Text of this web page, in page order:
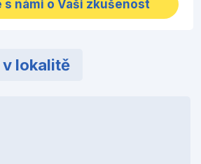
s námi o Vaši zkušenost
v lokalitě